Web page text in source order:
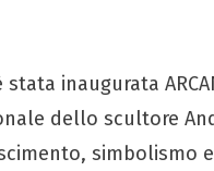
inaugurata
dello scultore
simbolismo